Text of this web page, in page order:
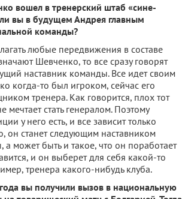
вошел в тренерский штаб «сине-
вы в будущем Андрея главным
команды?
любые передвижения в составе
Шевченко, то все сразу говорят
наставник команды. Все идет своим
когда-то был игроком, сейчас его
тренера. Как говорится, плох тот
мечтает стать генералом. Поэтому
у него есть, и все зависит только
он станет следующим наставником
может быть и такое, что он поработает
и он выберет для себя какой-то
тренера какого-нибудь клуба.
вы получили вызов в национальную